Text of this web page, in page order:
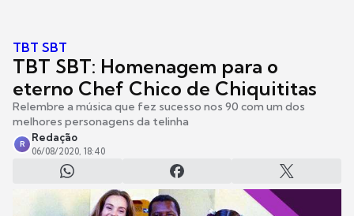
TBT SBT
TBT SBT: Homenagem para o
eterno Chef Chico de Chiquititas
Relembre a música que fez sucesso nos 90 com um dos
melhores personagens da telinha
R
Redação
06/08/2020, 18:40